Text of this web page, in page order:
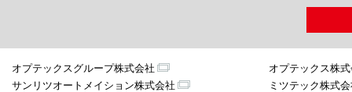
オプテックスグループ株式会社
オプテックス株
サンリツオートメイション株式会社
ミツテック株式